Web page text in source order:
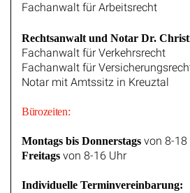
Fachanwalt für Arbeitsrecht
Rechtsanwalt und Notar Dr.
Fachanwalt für Verkehrsrecht
Fachanwalt für
Notar mit Amtssitz in Kreuztal
Bürozeiten:
Montags bis Donnerstags von 8-18
Freitags von 8-16 Uhr
Individuelle Terminvereinbarung: